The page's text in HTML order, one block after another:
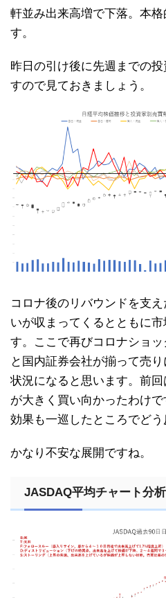
軒並み出来高増で下落。本
す。
昨日の引け後に先週までの
すので見ておきましょう。
コロナ後のリバウンドを支
いが収まってくるとともに
す。ここで再びコロナショ
と国内証券会社が揃って売
状況になると思います。前
が大きく買い向かったわけ
効果も一巡したところでどう
かなり不安な展開ですね。
JASDAQ平均チャート分析